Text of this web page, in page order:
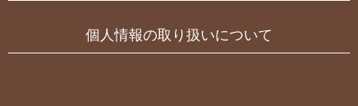
個人情報の取り扱いについて